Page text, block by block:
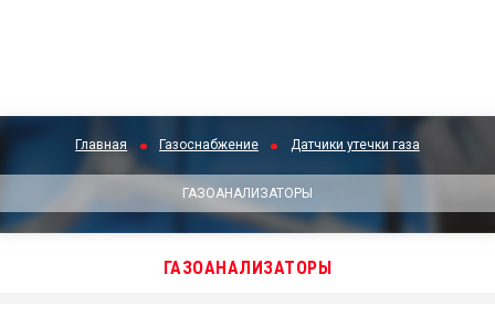
Главная Газоснабжение Датчики утечки газа
ГАЗОАНАЛИЗАТОРЫ
ГАЗОАНАЛИЗАТОРЫ